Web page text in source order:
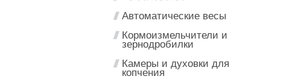
Автоматические весы
Кормоизмельчители и
зернодробилки
Камеры и духовки для
копчения